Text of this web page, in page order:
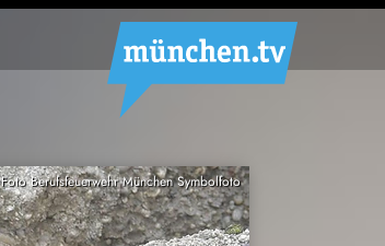
Foto Berufsfeuerwehr München Symbolfoto